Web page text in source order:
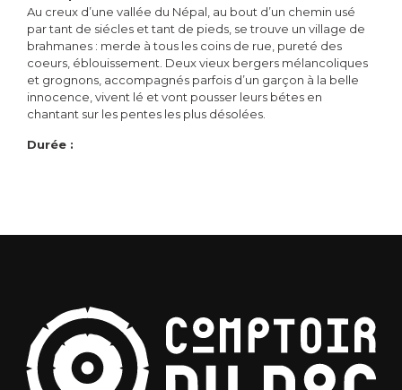
Au creux d’une vallée du Népal, au bout d’un chemin usé
par tant de siécles et tant de pieds, se trouve un village de
brahmanes : merde à tous les coins de rue, pureté des
coeurs, éblouissement. Deux vieux bergers mélancoliques
et grognons, accompagnés parfois d’un garçon à la belle
innocence, vivent lé et vont pousser leurs bétes en
chantant sur les pentes les plus désolées.
Durée :